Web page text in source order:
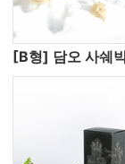
[B형] 담오 사쉐